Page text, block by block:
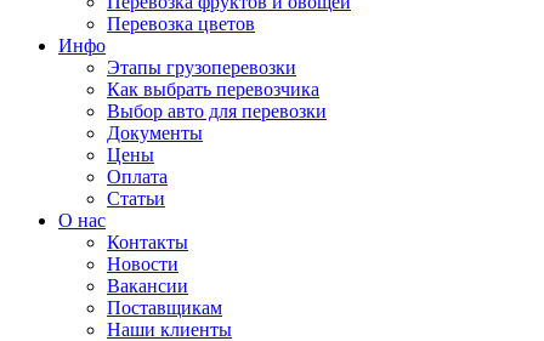
Перевозка цветов
Инфо
Этапы грузоперевозки
Как выбрать перевозчика
Выбор авто для перевозки
Документы
Цены
Оплата
Статьи
О нас
Контакты
Новости
Вакансии
Поставщикам
Наши клиенты